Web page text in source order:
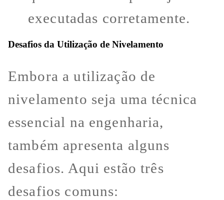
executadas corretamente.
Desafios da Utilização de Nivelamento
Embora a utilização de
nivelamento seja uma técnica
essencial na engenharia,
também apresenta alguns
desafios. Aqui estão três
desafios comuns: